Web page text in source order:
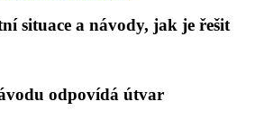
situace a návody, jak je řešit
odpovídá útvar